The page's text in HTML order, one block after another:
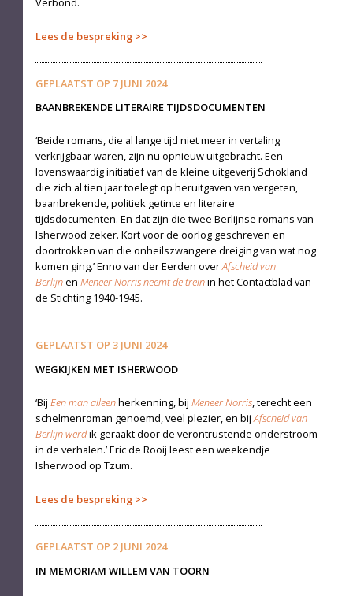
Lees de bespreking
GEPLAATST OP 7 JUNI 2024
BAANBREKENDE LITERAIRE TIJDSDOCUMENTEN
‘Beide romans, die al lange tijd niet meer in vertaling
verkrijgbaar waren, zijn nu opnieuw uitgebracht. Een
lovenswaardig initiatief van de kleine uitgeverij Schokland
die zich al tien jaar toelegt op heruitgaven van vergeten,
baanbrekende, politiek getinte en literaire
tijdsdocumenten. En dat zijn die twee Berlijnse romans van
Isherwood zeker. Kort voor de oorlog geschreven en
doortrokken van die onheilszwangere dreiging van wat nog
komen ging.’ Enno van der Eerden overAfscheid van
Berlijnen Meneer Norris neemt de treinin het Contactblad van
de Stichting 1940-1945.
GEPLAATST OP 3 JUNI 2024
WEGKIJKEN MET ISHERWOOD
‘Bij Een man alleenherkenning, bij Meneer Norris, terecht een
schelmenroman genoemd, veel plezier, en bijAfscheid van
Berlijn werdik geraakt door de verontrustende on­derstroom
in de verhalen.’ Eric de Rooij leest een weekendje
Isherwood op Tzum.
Lees de bespreking
GEPLAATST OP 2 JUNI 2024
IN MEMORIAM WILLEM VAN TOORN